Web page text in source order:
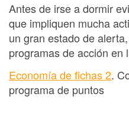
Antes de irse a dormir
que impliquen mucha
un gran estado de
programas de acción en
Economía de fichas 2.
programa de puntos